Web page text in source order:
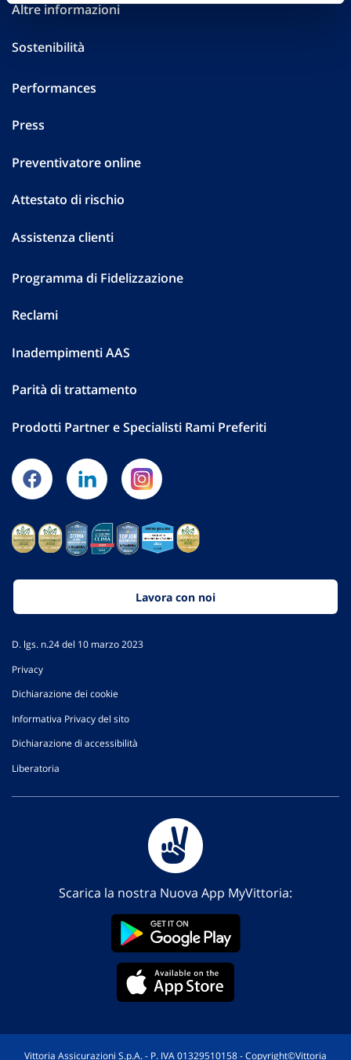
Altre informazioni
Sostenibilità
Performances
Press
Preventivatore online
Attestato di rischio
Assistenza clienti
Programma di Fidelizzazione
Reclami
Inadempimenti AAS
Parità di trattamento
Prodotti Partner e Specialisti Rami Preferiti
Lavora con noi
D. lgs. n.24 del 10 marzo 2023
Privacy
Dichiarazione dei cookie
Informativa Privacy del sito
Dichiarazione di accessibilità
Liberatoria
Scarica la nostra Nuova App MyVittoria:
Vittoria Assicurazioni S.p.A. - P. IVA 01329510158 - Copyright©Vittoria